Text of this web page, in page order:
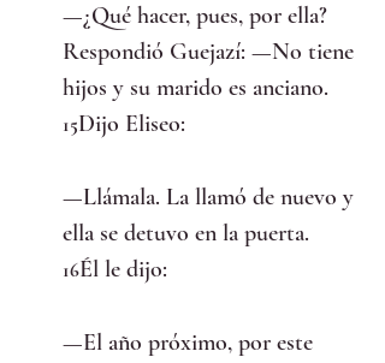
—¿Qué hacer, pues, por ella?
Respondió Guejazí: —No tiene
hijos y su marido es anciano.
15Dijo Eliseo:
—Llámala. La llamó de nuevo y
ella se detuvo en la puerta.
16Él le dijo:
—El año próximo, por este